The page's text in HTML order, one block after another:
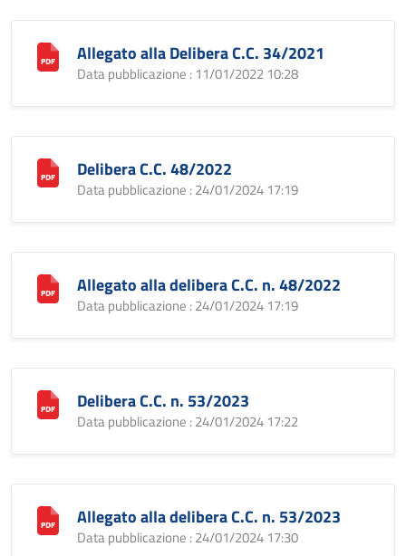
Allegato alla Delibera C.C. 34/2021
Data pubblicazione : 11/01/2022 10:28
Delibera C.C. 48/2022
Data pubblicazione : 24/01/2024 17:19
Allegato alla delibera C.C. n. 48/2022
Data pubblicazione : 24/01/2024 17:19
Delibera C.C. n. 53/2023
Data pubblicazione : 24/01/2024 17:22
Allegato alla delibera C.C. n. 53/2023
Data pubblicazione : 24/01/2024 17:30